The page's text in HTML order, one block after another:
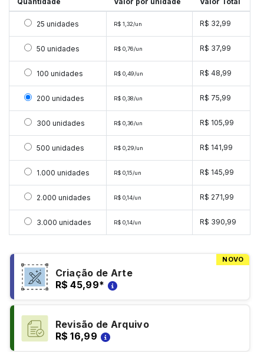
Selecionar 25 unidades
25 unidades R$ 1,32/un R$ 32,99
Selecionar 50 unidades
50 unidades R$ 0,76/un R$ 37,99
Selecionar 100 unidades
100 unidades R$ 0,49/un R$ 48,99
Selecionar 200 unidades
200 unidades R$ 0,38/un R$ 75,99
Selecionar 300 unidades
300 unidades R$ 0,36/un R$ 105,99
Selecionar 500 unidades
500 unidades R$ 0,29/un R$ 141,99
Selecionar 1000 unidades
1.000 unidades R$ 0,15/un R$ 145,99
Selecionar 2000 unidades
2.000 unidades R$ 0,14/un R$ 271,99
Selecionar 3000 unidades
3.000 unidades R$ 0,14/un R$ 390,99
NOVO
Criação de Arte
R$ 45,99*
Revisão de Arquivo
R$ 16,99